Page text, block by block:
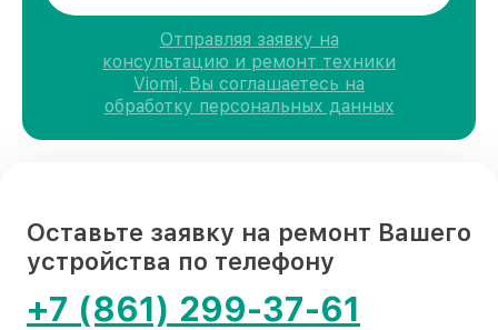
Отправляя заявку на
консультацию и ремонт техники
Viomi, Вы соглашаетесь на
обработку персональных данных
Оставьте заявку на ремонт Вашего
устройства по телефону
+7 (861) 299-37-61